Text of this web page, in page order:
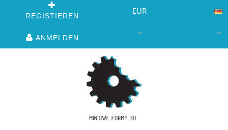
REGISTIEREN
ANMELDEN
EUR